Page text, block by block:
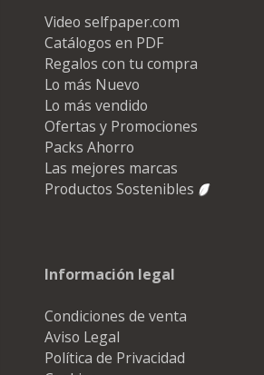
Video selfpaper.com
Catálogos en PDF
Regalos con tu compra
Lo más Nuevo
Lo más vendido
Ofertas y Promociones
Packs Ahorro
Las mejores marcas
Productos Sostenibles
Información legal
Condiciones de venta
Aviso Legal
Política de Privacidad